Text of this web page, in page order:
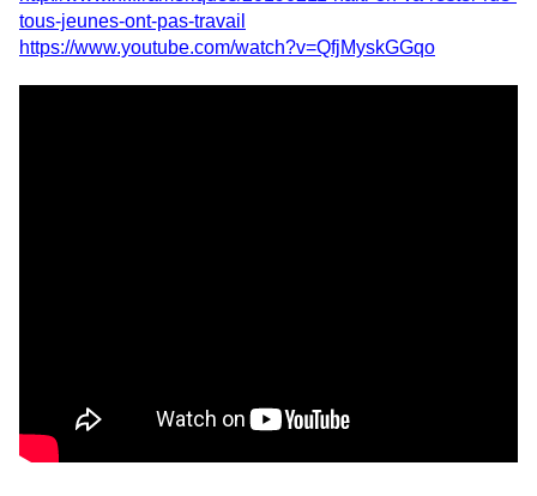
tous-jeunes-ont-pas-travail
https://www.youtube.com/watch?v=QfjMyskGGqo